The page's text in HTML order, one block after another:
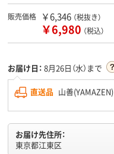
販売価格 ￥6,346 （税抜き）
￥6,980 （税込）
お届け日： 8月26日（水）まで
直送品 山善(YAMAZEN)
お届け先住所：
東京都江東区